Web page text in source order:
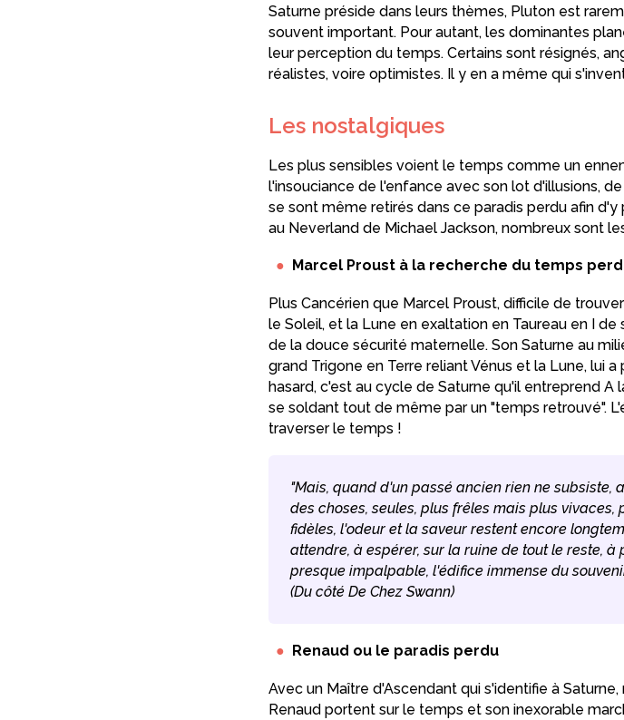
Saturne préside dans leurs thèmes, Pluton est
souvent important. Pour autant, les dominantes
leur perception du temps. Certains sont résignés,
réalistes, voire optimistes. Il y en a même qui
Les nostalgiques
Les plus sensibles voient le temps comme un
l'insouciance de l'enfance avec son lot d'illusions,
se sont même retirés dans ce paradis perdu afin
au Neverland de Michael Jackson, nombreux sont
Marcel Proust à la recherche du temps
Plus Cancérien que Marcel Proust, difficile de
le Soleil, et la Lune en exaltation en Taureau en I
de la douce sécurité maternelle. Son Saturne au
grand Trigone en Terre reliant Vénus et la Lune, lui
hasard, c'est au cycle de Saturne qu'il entreprend
se soldant tout de même par un "temps retrouvé".
traverser le temps !
"Mais, quand d'un passé ancien rien ne
des choses, seules, plus frêles mais plus
fidèles, l'odeur et la saveur restent encore
attendre, à espérer, sur la ruine de tout le reste,
presque impalpable, l'édifice immense du
(Du côté De Chez Swann)
Renaud ou le paradis perdu
Avec un Maître d'Ascendant qui s'identifie à
Renaud portent sur le temps et son inexorable